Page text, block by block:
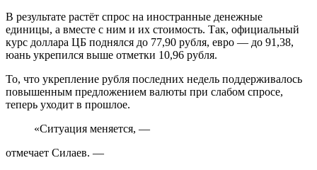
В результате растёт спрос на иностранные денежные
единицы, а вместе с ним и их стоимость. Так, официальный
курс доллара ЦБ поднялся до 77,90 рубля, евро — до 91,38,
юань укрепился выше отметки 10,96 рубля.
То, что укрепление рубля последних недель поддерживалось
повышенным предложением валюты при слабом спросе,
теперь уходит в прошлое.
«Ситуация меняется, —
отмечает Силаев. —